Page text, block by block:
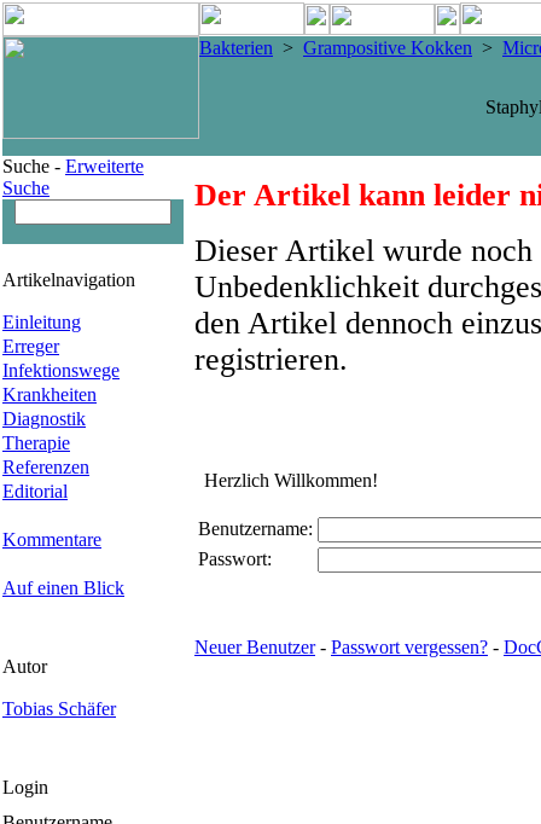
Bakterien > Grampositive Kokken >
Suche - Erweiterte
Suche
Artikelnavigation
Einleitung
Erreger
Infektionswege
Krankheiten
Diagnostik
Therapie
Referenzen
Editorial
Kommentare
Auf einen Blick
Autor
Tobias Schäfer
Login
Der Artikel kann leider
Dieser Artikel wurde
Unbedenklichkeit
den Artikel dennoch
registrieren.
Herzlich Willkommen!
Benutzername:
Passwort:
Neuer Benutzer- Passwort vergessen? -